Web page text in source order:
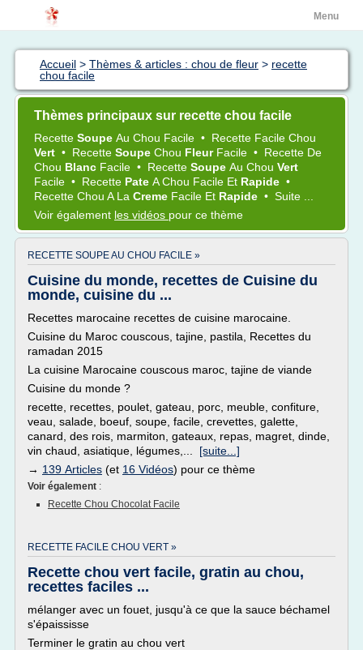
Menu
Accueil > Thèmes & articles : chou de fleur > recette
chou facile
Thèmes principaux sur recette chou facile
Recette Soupe Au Chou Facile • Recette Facile Chou
Vert • Recette Soupe Chou Fleur Facile • Recette De
Chou Blanc Facile • Recette Soupe Au Chou Vert
Facile • Recette Pate AChou Facile Et Rapide •
Recette Chou A La Creme Facile Et Rapide • Suite ...
Voir également les vidéos pour ce thème
RECETTE SOUPE AU CHOU FACILE »
Cuisine du monde, recettes de Cuisine du
monde, cuisine du ...
Recettes marocaine recettes de cuisine marocaine.
Cuisine du Maroc couscous, tajine, pastila, Recettes du
ramadan 2015
La cuisine Marocaine couscous maroc, tajine de viande
Cuisine du monde ?
recette, recettes, poulet, gateau, porc, meuble, confiture,
veau, salade, boeuf, soupe, facile, crevettes, galette,
canard, des rois, marmiton, gateaux, repas, magret, dinde,
vin chaud, asiatique, légumes,... [suite...]
→ 139 Articles (et 16 Vidéos) pour ce thème
Voir également :
Recette Chou Chocolat Facile
RECETTE FACILE CHOU VERT »
Recette chou vert facile, gratin au chou,
recettes faciles ...
mélanger avec un fouet, jusqu'à ce que la sauce béchamel
s'épaississe
Terminer le gratin au chou vert